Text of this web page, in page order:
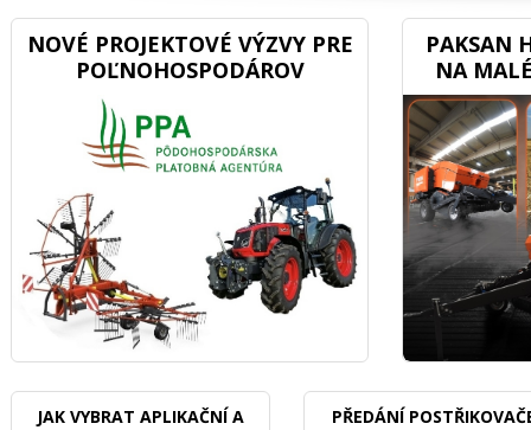
NOVÉ PROJEKTOVÉ VÝZVY PRE
POĽNOHOSPODÁROV
PAKSAN
NA
JAK VYBRAT APLIKAČNÍ A
PŘEDÁNÍ